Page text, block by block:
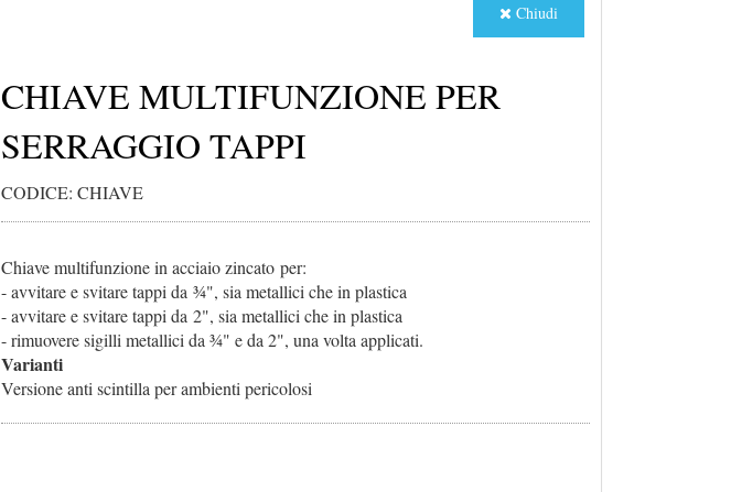
Chiudi
CHIAVE MULTIFUNZIONE PER
SERRAGGIO TAPPI
CODICE: CHIAVE
Chiave multifunzione in acciaio zincato per:
- avvitare e svitare tappi da ¾", sia metallici che in plastica
- avvitare e svitare tappi da 2", sia metallici che in plastica
- rimuovere sigilli metallici da ¾" e da 2", una volta applicati.
Varianti
Versione anti scintilla per ambienti pericolosi